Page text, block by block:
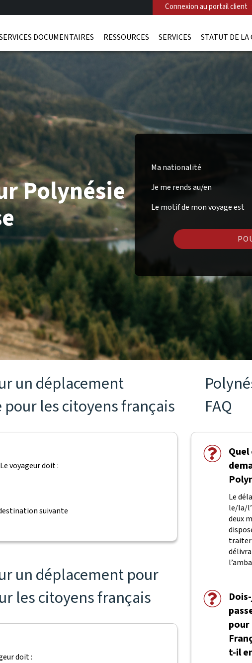
Connexion au portail client
DOCUMENTAIRES RESSOURCES SERVICES STATUT DE LA
Ma nationalité
Je me rends au/en
Le motif de mon voyage est
Polynésie
un déplacement
les citoyens français
voyageur doit :
suivante
un déplacement pour
les citoyens français
doit :
FAQ
Le
le/la/
deux
traiter
pour
t-il